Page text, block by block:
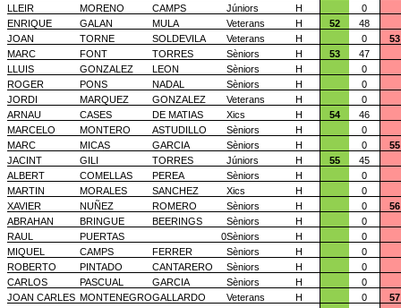
LLEIR
MORENO CAMPS Júniors H
0
ENRIQUE
GALAN MULA Veterans H 52
48
JOAN
TORNE SOLDEVILA Veterans H 0
53
MARC
FONT TORRES Sèniors H 53
47
LLUIS
GONZALEZ LEON Sèniors H
0
ROGER
PONS NADAL Sèniors H
0
JORDI
MARQUEZ GONZALEZ Veterans H
0
ARNAU
CASES DE MATIAS Xics H 54
46
MARCELO
MONTERO ASTUDILLO Sèniors H
0
MARC
MICAS GARCIA Sèniors H 0
55
JACINT
GILI TORRES Júniors H 55
45
ALBERT
COMELLAS PEREA Sèniors H
0
MARTIN
MORALES SANCHEZ Xics H
0
XAVIER
NUÑEZ ROMERO Sèniors H 0
56
ABRAHAN
BRINGUE BEERINGS Sèniors H
0
RAUL
PUERTAS 0Sèniors H
0
MIQUEL
CAMPS FERRER Sèniors H
0
ROBERTO
PINTADO CANTARERO Sèniors H
0
CARLOS
PASCUAL GARCIA Sèniors H
0
JOAN CARLES MONTENEGROGALLARDO Veterans H 0
57